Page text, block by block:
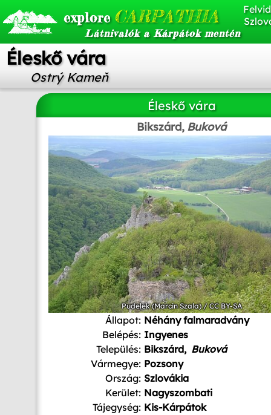
explore CARPATHIA
Látnivalók a Kárpátok mentén
Éleskő vára
Ostrý Kameň
Éleskő vára
Bikszárd, Buková
Pudelek (Marcin Szala)/CC BY-SA
Állapot: Néhány falmaradvány
Belépés: Ingyenes
Település: Bikszárd, Buková
Vármegye: Pozsony
Ország: Szlovákia
Kerület: Nagyszombati
Tájegység: Kis-Kárpátok